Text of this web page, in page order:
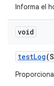
Informa el
void
testLog